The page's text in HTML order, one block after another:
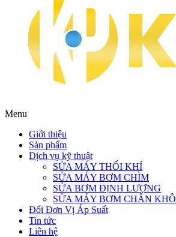
Menu
Giới thiệu
Sản phẩm
Dịch vụ kỹ thuật
SỬA MÁY THỔI KHÍ
SỬA MÁY BƠM CHÌM
SỬA BƠM ĐỊNH LƯỢNG
SỬA MÁY BƠM CHÂN
Đổi Đơn Vị Áp Suất
Tin tức
Liên hệ